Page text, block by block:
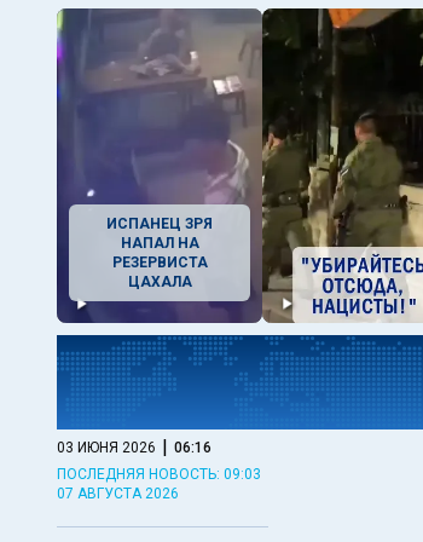
ИСПАНЕЦ ЗРЯ
НАПАЛ НА
РЕЗЕРВИСТА
ЦАХАЛА
03 ИЮНЯ 2026 | 06:16
ПОСЛЕДНЯЯ НОВОСТЬ: 09:03
07 АВГУСТА 2026